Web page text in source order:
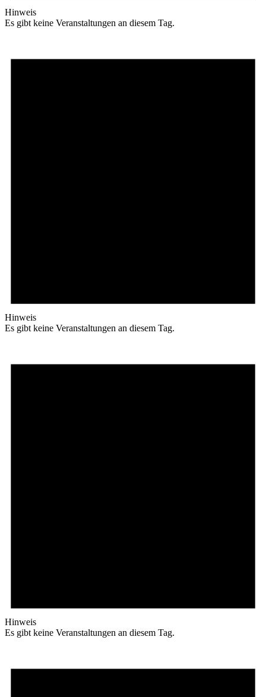
Hinweis
Es gibt keine Veranstaltungen an diesem Tag.
Hinweis
Es gibt keine Veranstaltungen an diesem Tag.
Hinweis
Es gibt keine Veranstaltungen an diesem Tag.